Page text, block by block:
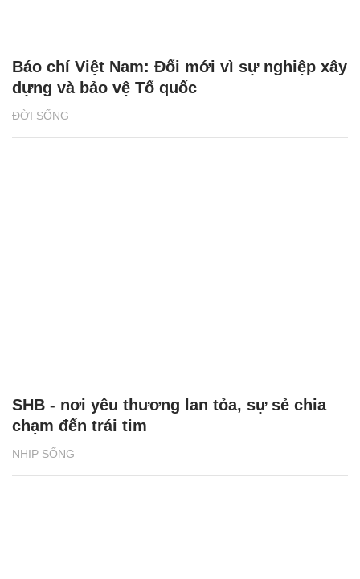
ĐỜI SỐNG
Báo chí Việt Nam: Đổi mới vì sự nghiệp xây
dựng và bảo vệ Tổ quốc
NHỊP SỐNG
SHB - nơi yêu thương lan tỏa, sự sẻ chia
chạm đến trái tim